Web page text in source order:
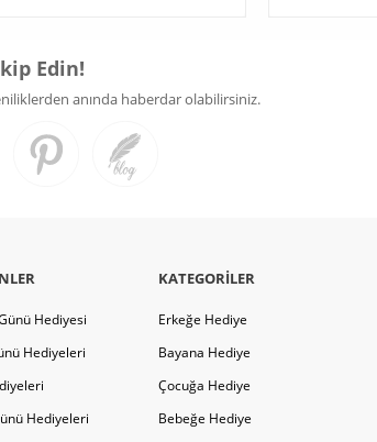
Edin!
anında haberdar olabilirsiniz.
Hediyesi
Hediyeleri
Hediyeleri
KATEGORILER
Erkeğe Hediye
Bayana Hediye
Çocuğa Hediye
Bebeğe Hediye